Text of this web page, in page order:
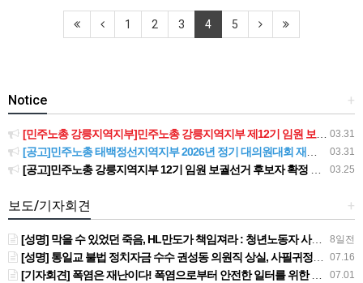
1 2 3 4 5
+
Notice
03.31
[민주노총 강릉지역지부]민주노총 강릉지역지부 제12기 임원 보궐선거결과 공고
03.31
[공고]민주노총 태백정선지역지부 2026년 정기 대의원대회 재소집 건
03.25
[공고]민주노총 강릉지역지부 12기 임원 보궐선거 후보자 확정 공고
+
보도/기자회견
8일전
[성명] 막을 수 있었던 죽음, HL만도가 책임져라 : 청년노동자 사망사고의 철저한 진상규명과 재발방지 대책 마련하라
07.16
[성명] 통일교 불법 정치자금 수수 권성동 의원직 상실, 사필귀정이다
07.01
[기자회견] 폭염은 재난이다! 폭염으로부터 안전한 일터를 위한 민주노총 강원지역본부 폭염감시단 선포 기자회견